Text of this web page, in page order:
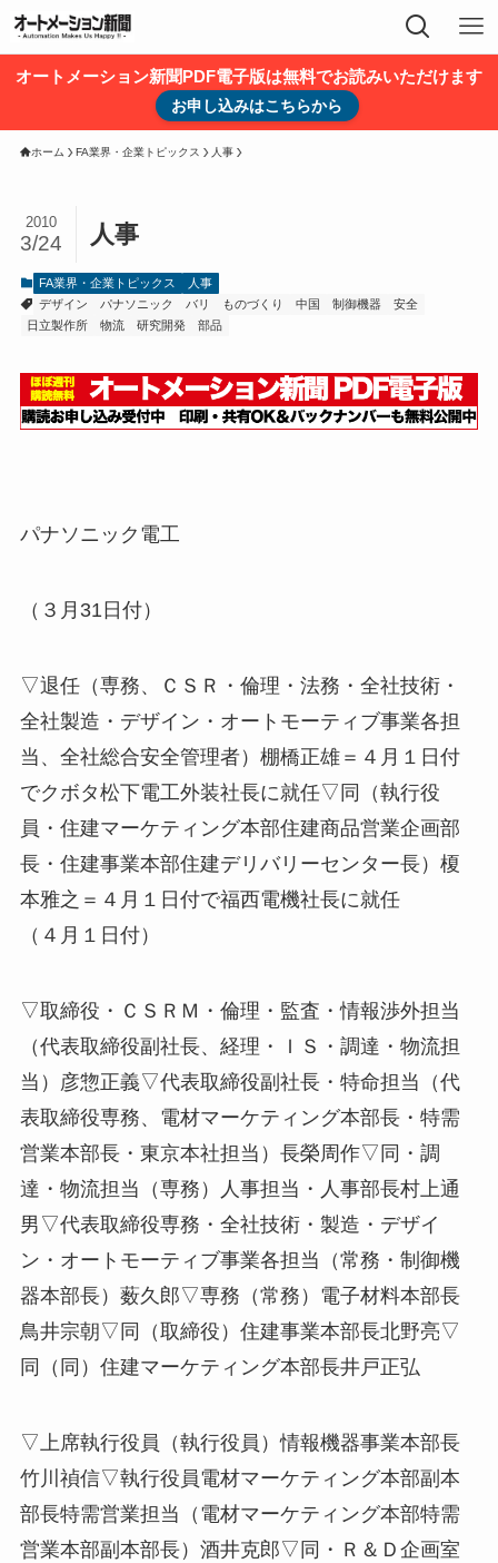
オートメーション新聞PDF電子版は無料でお読みいただけます
お申し込みはこちらから
ホーム FA業界・企業トピックス 人事
人事
2010
3/24
FA業界・企業トピックス
人事
デザイン
パナソニック バリ ものづくり 中国 制御機器
安全
日立製作所
物流 研究開発 部品
パナソニック電工
（３月31日付）
▽退任（専務、ＣＳＲ・倫理・法務・全社技術・
全社製造・デザイン・オートモーティブ事業各担
当、全社総合安全管理者）棚橋正雄＝４月１日付
でクボタ松下電工外装社長に就任▽同（執行役
員・住建マーケティング本部住建商品営業企画部
長・住建事業本部住建デリバリーセンター長）榎
本雅之＝４月１日付で福西電機社長に就任
（４月１日付）
▽取締役・ＣＳＲＭ・倫理・監査・情報渉外担当
（代表取締役副社長、経理・ＩＳ・調達・物流担
当）彦惣正義▽代表取締役副社長・特命担当（代
表取締役専務、電材マーケティング本部長・特需
営業本部長・東京本社担当）長榮周作▽同・調
達・物流担当（専務）人事担当・人事部長村上通
男▽代表取締役専務・全社技術・製造・デザイ
ン・オートモーティブ事業各担当（常務・制御機
器本部長）薮久郎▽専務（常務）電子材料本部長
鳥井宗朝▽同（取締役）住建事業本部長北野亮▽
同（同）住建マーケティング本部長井戸正弘
▽上席執行役員（執行役員）情報機器事業本部長
竹川禎信▽執行役員電材マーケティング本部副本
部長特需営業担当（電材マーケティング本部特需
営業本部副本部長）酒井克郎▽同・Ｒ＆Ｄ企画室